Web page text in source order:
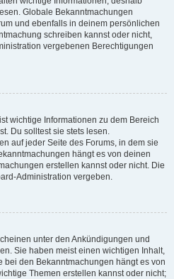
Globale Bekanntmachungen
und ebenfalls in deinem persönlichen
schreiben kannst oder nicht,
vergebenen Berechtigungen
wichtige Informationen zu dem Bereich
Du solltest sie stets lesen.
auf jeder Seite des Forums, in dem sie
hängt es von deinen
erstellen kannst oder nicht. Die
Administration vergeben.
unter den Ankündigungen und
Sie haben meist einen wichtigen Inhalt,
bei den Bekanntmachungen hängt es von
Themen erstellen kannst oder nicht;